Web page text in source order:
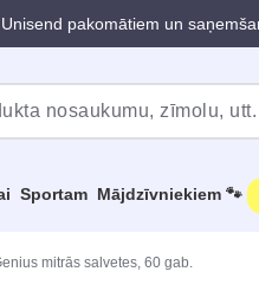
pakomātiem un
Sportam Mājdzīvniekiem 🐾
mitrās salvetes, 60 gab.